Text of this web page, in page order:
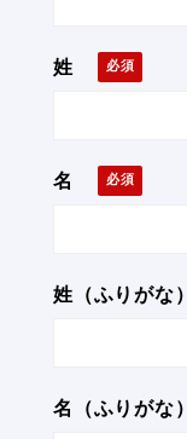
姓
名
姓（ふりがな）
名（ふりがな）